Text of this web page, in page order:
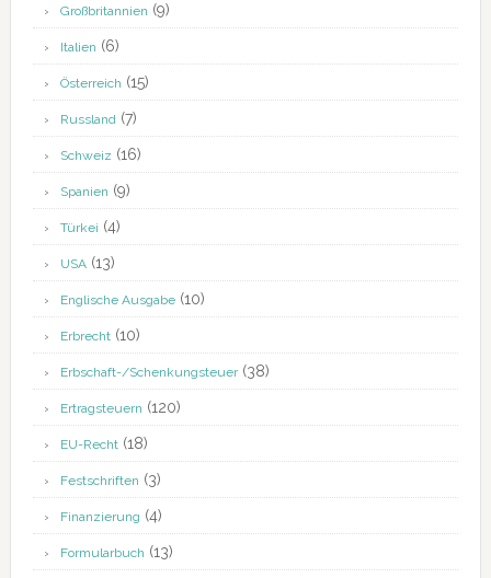
Großbritannien (9)
Italien (6)
Österreich (15)
Russland(7)
Schweiz (16)
Spanien (9)
Türkei (4)
USA(13)
Englische Ausgabe(10)
Erbrecht(10)
Erbschaft-/Schenkungsteuer(38)
Ertragsteuern (120)
EU-Recht(18)
Festschriften (3)
Finanzierung (4)
Formularbuch (13)